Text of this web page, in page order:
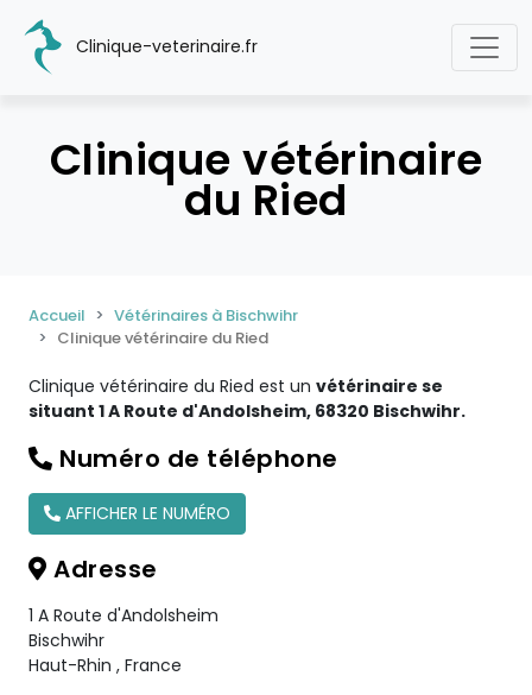
Clinique-veterinaire.fr
Clinique vétérinaire
du Ried
Accueil
Vétérinaires à Bischwihr
Clinique vétérinaire du Ried
Clinique vétérinaire du Ried est un vétérinaire se
situant 1 A Route d'Andolsheim, 68320 Bischwihr.
Numéro de téléphone
AFFICHER LE NUMÉRO
Adresse
1 A Route d'Andolsheim
Bischwihr
Haut-Rhin , France